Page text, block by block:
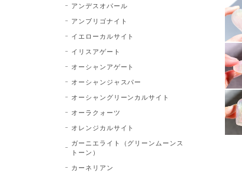
アンデスオパール
アンブリゴナイト
イエローカルサイト
イリスアゲート
オーシャンアゲート
オーシャンジャスパー
オーシャングリーンカルサイト
オーラクォーツ
オレンジカルサイト
ガーニエライト（グリーンムーンス
トーン）
カーネリアン